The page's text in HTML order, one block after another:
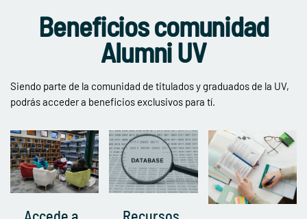
Beneficios comunidad
Alumni UV
Siendo parte de la comunidad de titulados y graduados de la UV,
podrás acceder a beneficios exclusivos para tí.